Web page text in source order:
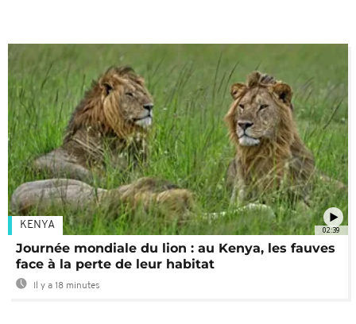
02:39
KENYA
Journée mondiale du lion : au Kenya, les fauves
face à la perte de leur habitat
Il y a 18 minutes